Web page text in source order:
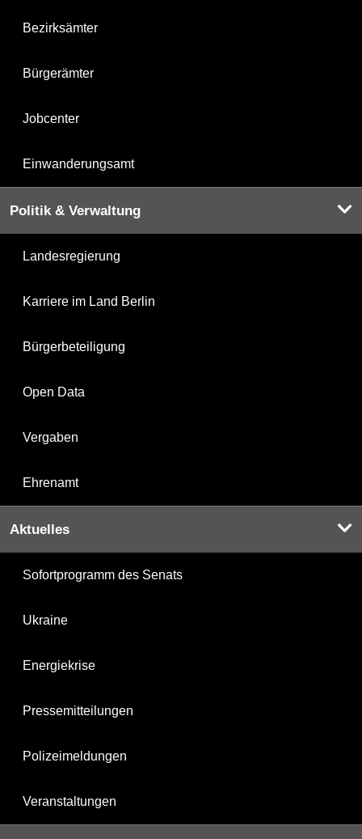
Bezirksämter
Bürgerämter
Jobcenter
Einwanderungsamt
Politik & Verwaltung
Landesregierung
Karriere im Land Berlin
Bürgerbeteiligung
Open Data
Vergaben
Ehrenamt
Aktuelles
Sofortprogramm des Senats
Ukraine
Energiekrise
Pressemitteilungen
Polizeimeldungen
Veranstaltungen